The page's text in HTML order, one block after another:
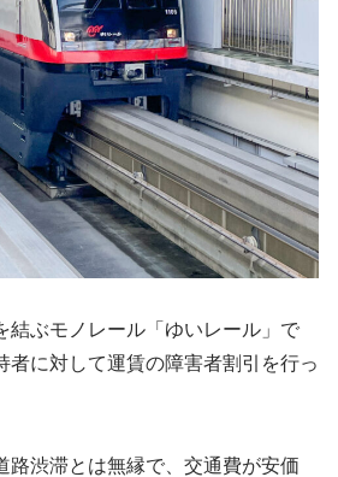
結ぶモノレール「ゆいレール」で
者に対して運賃の障害者割引を行っ
路渋滞とは無縁で、交通費が安価